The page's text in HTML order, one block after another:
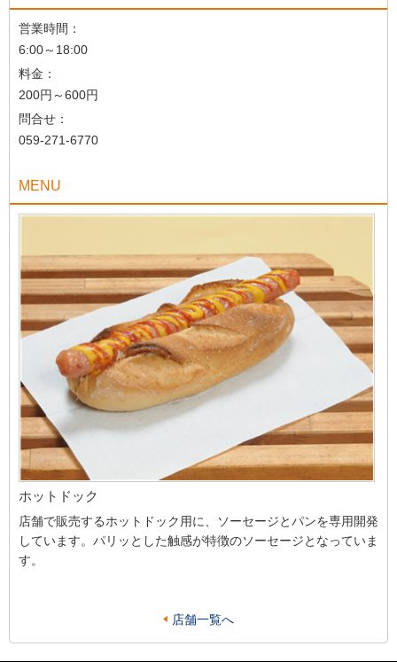
営業時間：
6:00～18:00
料金：
200円～600円
問合せ：
059-271-6770
MENU
ホットドック
店舗で販売するホットドック用に、ソーセージとパンを専用開発
しています。パリッとした触感が特徴のソーセージとなっていま
す。
店舗一覧へ